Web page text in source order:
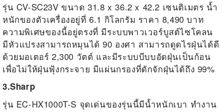
รุ่น CV-SC23V ขนาด 31.8 x 36.2 x 42.2 เซนติเมตร น้ำ
หนักของตัวเครื่องอยู่ที่ 6.1 กิโลกรัม ราคา 8,490 บาท
ความพิเศษของนี้อยู่ตรงที่ มีระบบพาวเวอร์บูสต์ไซโคลน
มีหัวแปรงสามารถหมุนได้ 90 องศา สามารถดูดไรฝุ่นได้ดี
ด้วยมอเตอร์ 2,300 วัตต์ และมีระบบบีบบอัดฝุ่นเป็นก้อน
เพื่อไม่ให้ฝุ่นฟุ้งกระจาย มีแผ่นกรองที่ดักจักฝุ่นได้ถึง 99%
3.Sharp
รุ่น EC-HX1000T-S จุดเด่นของรุ่นนี้มีน้ำหนักเบา ทำงาน